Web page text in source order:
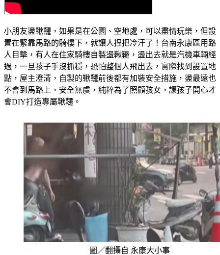
小朋友盪鞦韆，如果是在公園、空地處，可以盡情玩樂，但設
置在緊靠馬路的騎樓下，就讓人捏把冷汗了！台南永康區用路
人目擊，有人在住家騎樓自製盪鞦韆，盪出去就是汽機車輛經
過，一旦孩子手沒抓穩，恐怕整個人飛出去，實際找到設置地
點，屋主澄清，自製的鞦韆前後都有加裝安全措施，盪最遠也
不會到馬路上，安全無虞，純粹為了照顧孩女，讓孩子開心才
會DIY打造專屬鞦韆。
圖／翻攝自 永康大小事